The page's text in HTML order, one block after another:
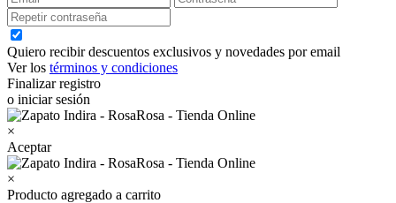
Quiero recibir descuentos exclusivos y novedades por email
Ver los términos y condiciones
Finalizar registro
o iniciar sesión
×
Aceptar
×
Producto agregado a carrito